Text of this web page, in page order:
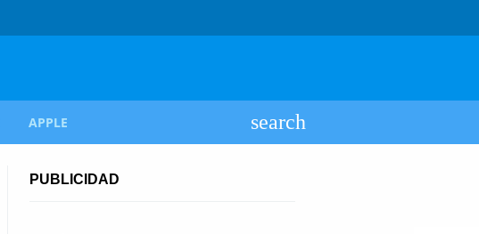
APPLE
PUBLICIDAD